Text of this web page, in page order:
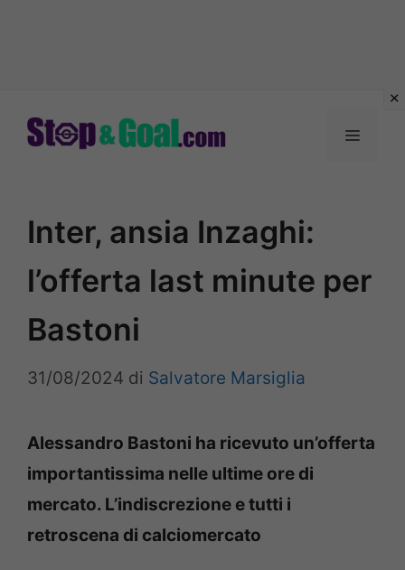
Menu
Inter, ansia Inzaghi:
l’offerta last minute per
Bastoni
31/08/2024 di Salvatore Marsiglia
Alessandro Bastoni ha ricevuto un’offerta
importantissima nelle ultime ore di
mercato. L’indiscrezione e tutti i
retroscena di calciomercato